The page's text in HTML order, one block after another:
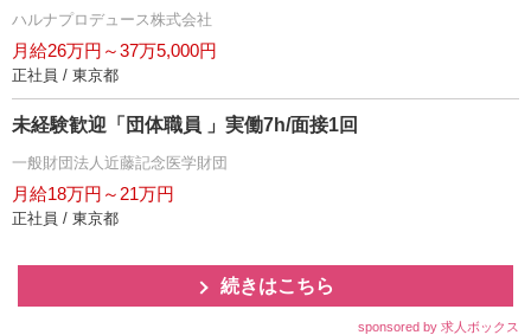
ハルナプロデュース株式会社
月給26万円～37万5,000円
正社員 / 東京都
未経験歓迎「団体職員 」実働7h/面接1回
一般財団法人近藤記念医学財団
月給18万円～21万円
正社員 / 東京都
続きはこちら
sponsored by 求人ボックス